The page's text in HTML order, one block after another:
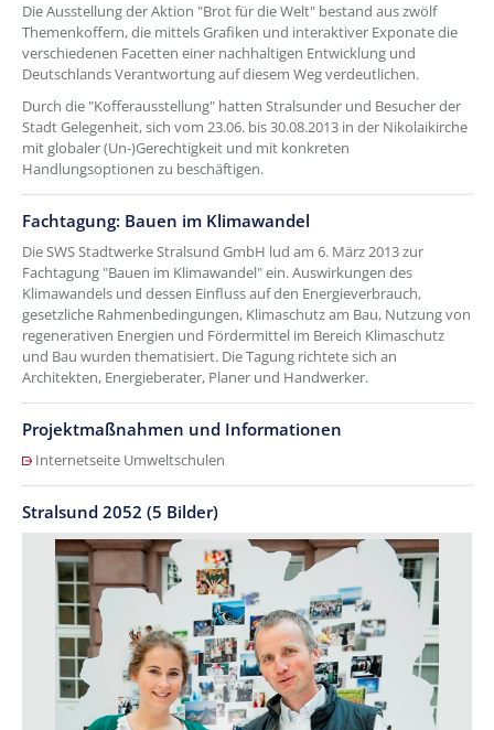
Die Ausstellung der Aktion "Brot für die Welt" bestand aus zwölf
Themenkoffern, die mittels Grafiken und interaktiver Exponate die
verschiedenen Facetten einer nachhaltigen Entwicklung und
Deutschlands Verantwortung auf diesem Weg verdeutlichen.
Durch die "Kofferausstellung" hatten Stralsunder und Besucher der
Stadt Gelegenheit, sich vom 23.06. bis 30.08.2013 in der Nikolaikirche
mit globaler (Un-)Gerechtigkeit und mit konkreten
Handlungsoptionen zu beschäftigen.
Fachtagung: Bauen im Klimawandel
Die SWS Stadtwerke Stralsund GmbH lud am 6. März 2013 zur
Fachtagung "Bauen im Klimawandel" ein. Auswirkungen des
Klimawandels und dessen Einfluss auf den Energieverbrauch,
gesetzliche Rahmenbedingungen, Klimaschutz am Bau, Nutzung von
regenerativen Energien und Fördermittel im Bereich Klimaschutz
und Bau wurden thematisiert. Die Tagung richtete sich an
Architekten, Energieberater, Planer und Handwerker.
Projektmaßnahmen und Informationen
Internetseite Umweltschulen
Stralsund 2052 (5 Bilder)